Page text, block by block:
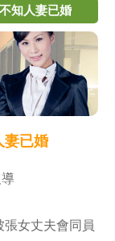
知人妻已婚
已婚
女丈夫會同員